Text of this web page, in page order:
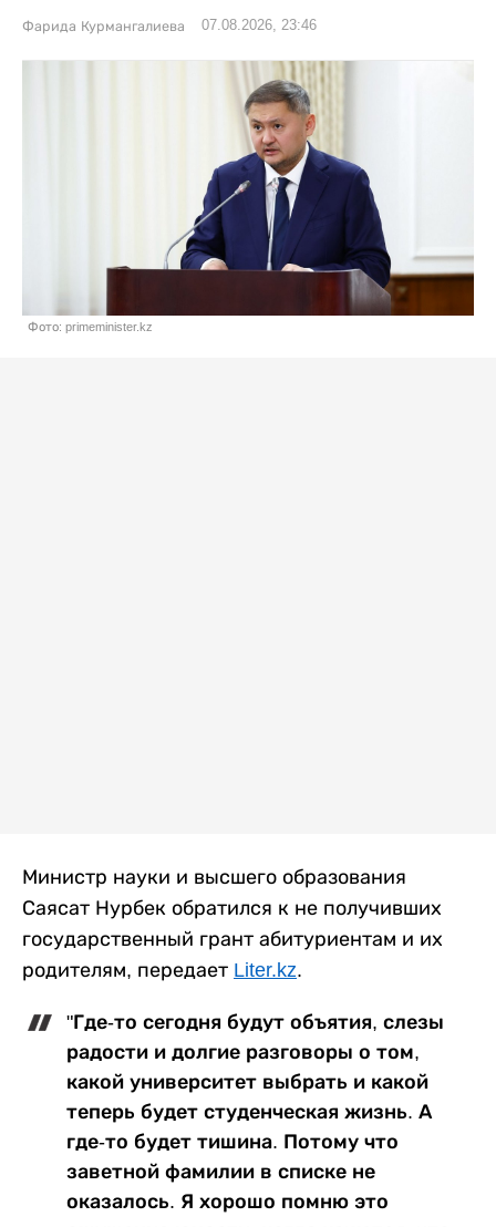
Фарида Курмангалиева 07.08.2026, 23:46
Фото: primeminister.kz
Министр науки и высшего образования
Саясат Нурбек обратился к не получивших
государственный грант абитуриентам и их
родителям, передает Liter.kz.
"Где-то сегодня будут объятия, слезы
радости и долгие разговоры о том,
какой университет выбрать и какой
теперь будет студенческая жизнь. А
где-то будет тишина. Потому что
заветной фамилии в списке не
оказалось. Я хорошо помню это